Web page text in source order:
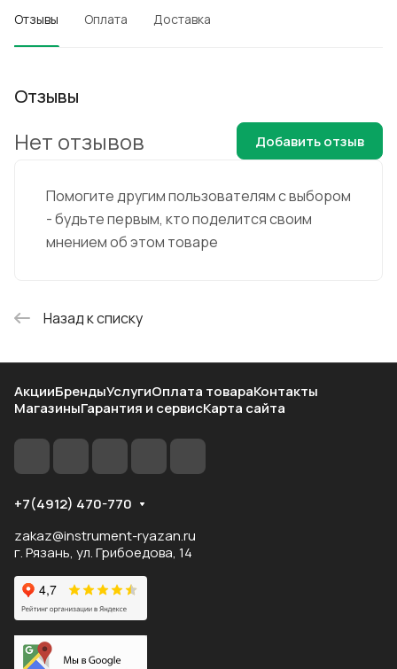
Отзывы Оплата Доставка
Отзывы
Помогите другим пользователям с выбором
- будьте первым, кто поделится своим
мнением об этом товаре
Нет отзывов Добавить отзыв
Назад к списку
АкцииБрендыУслугиОплата товараКонтакты
МагазиныГарантия и сервисКарта сайта
+7(4912) 470-770
zakaz@instrument-ryazan.ru
г. Рязань, ул. Грибоедова, 14